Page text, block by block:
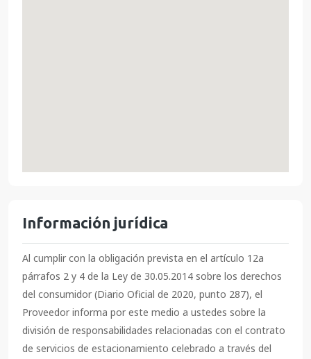
Información jurídica
Al cumplir con la obligación prevista en el artículo 12a
párrafos 2 y 4 de la Ley de 30.05.2014 sobre los derechos
del consumidor (Diario Oficial de 2020, punto 287), el
Proveedor informa por este medio a ustedes sobre la
división de responsabilidades relacionadas con el contrato
de servicios de estacionamiento celebrado a través del